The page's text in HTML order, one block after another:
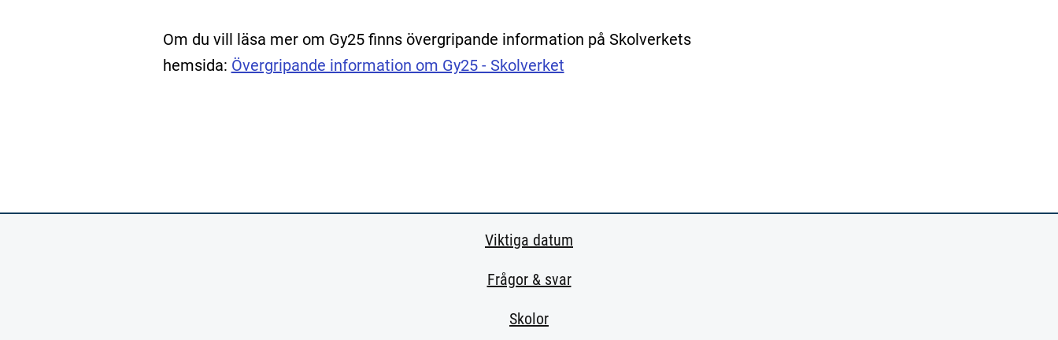
Om du vill läsa mer om Gy25 finns övergripande information på Skolverkets
hemsida: Övergripande information om Gy25 - Skolverket
Viktiga datum
Frågor & svar
Skolor